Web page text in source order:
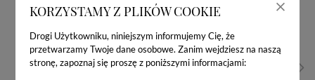
KORZYSTAMY Z PLIKÓW COOKIE
Drogi Użytkowniku, niniejszym informujemy Cię, że
przetwarzamy Twoje dane osobowe. Zanim wejdziesz na naszą
stronę, zapoznaj się proszę z poniższymi informacjami: